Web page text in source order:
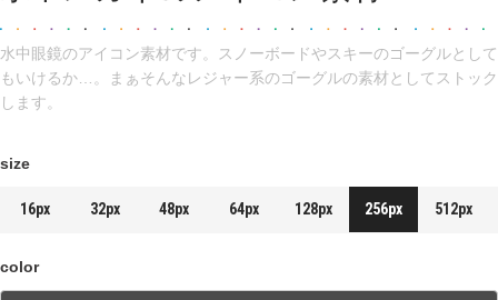
水中眼鏡のアイコン素材です。スノーボードやスキーのゴーグルとして
もいけるか…。まぁそんなレジャー系のゴーグルの素材としてストック
します。
size
16px 32px 48px 64px 128px 256px 512px
color